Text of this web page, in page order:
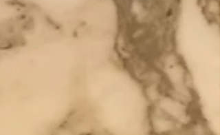
הוואטסאפ של "פראג בצבעים עם דור". מתי
אין תאריך רשמי לעונת החג. כבר בתחילת
ואף לפני, מתחילים לקשט את העיר בקישוטים
המסורתיים. ה